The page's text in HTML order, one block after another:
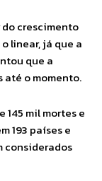
do crescimento
linear, já que a
que a
até o momento.
mil mortes e
193 países e
considerados